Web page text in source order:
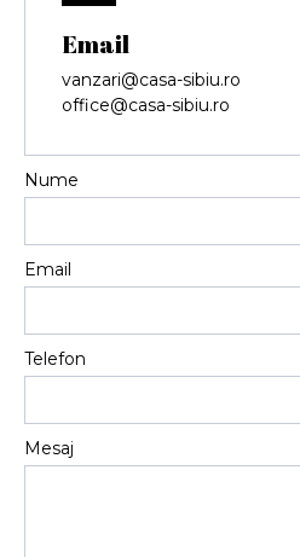
Email
vanzari@casa-sibiu.ro
office@casa-sibiu.ro
Nume
Email
Telefon
Mesaj